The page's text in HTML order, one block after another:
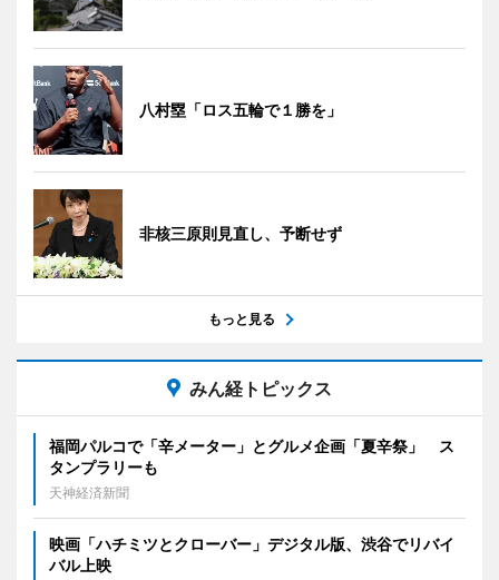
八村塁「ロス五輪で１勝を」
非核三原則見直し、予断せず
もっと見る
みん経トピックス
福岡パルコで「辛メーター」とグルメ企画「夏辛祭」 ス
タンプラリーも
天神経済新聞
映画「ハチミツとクローバー」デジタル版、渋谷でリバイ
バル上映